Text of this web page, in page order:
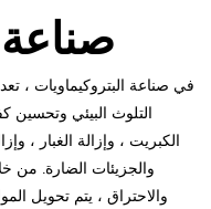
صناعة
في صناعة البتروكيماويات ،
التلوث البيئي وتحسين
الكبريت ، وإزالة الغبار ،
والجزيئات الضارة. من
والاحتراق ، يتم تحويل